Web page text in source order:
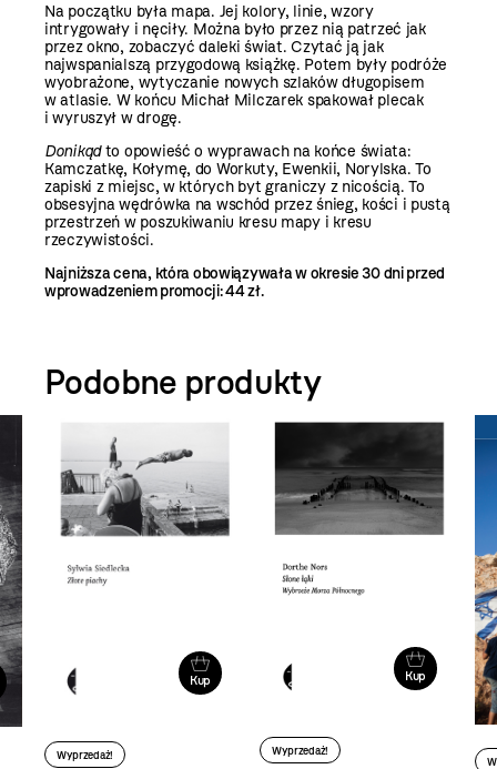
Na początku była mapa. Jej kolory, linie, wzory
intrygowały i nęciły. Można było przez nią patrzeć jak
przez okno, zobaczyć daleki świat. Czytać ją jak
najwspanialszą przygodową książkę. Potem były podróże
wyobrażone, wytyczanie nowych szlaków długopisem
w atlasie. W końcu Michał Milczarek spakował plecak
i wyruszył w drogę.
Donikądto opowieść o wyprawach na końce świata:
Kamczatkę, Kołymę, do Workuty, Ewenkii, Norylska. To
zapiski z miejsc, w których byt graniczy z nicością. To
obsesyjna wędrówka na wschód przez śnieg, kości i pustą
przestrzeń w poszukiwaniu kresu mapy i kresu
rzeczywistości.
Najniższa cena, która obowiązywała w okresie 30 dni przed
wprowadzeniem promocji: 44 zł.
Podobne produkty
Kup
Wyprzedaż!
Kup
Wyprzedaż!